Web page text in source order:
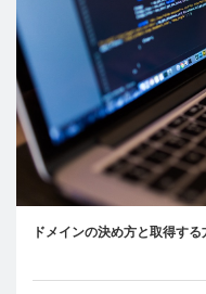
ドメインの決め方と取得す